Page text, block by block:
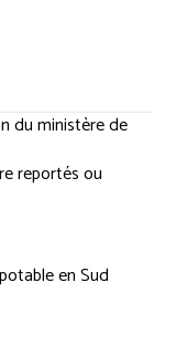
du ministère de
reportés ou
en Sud